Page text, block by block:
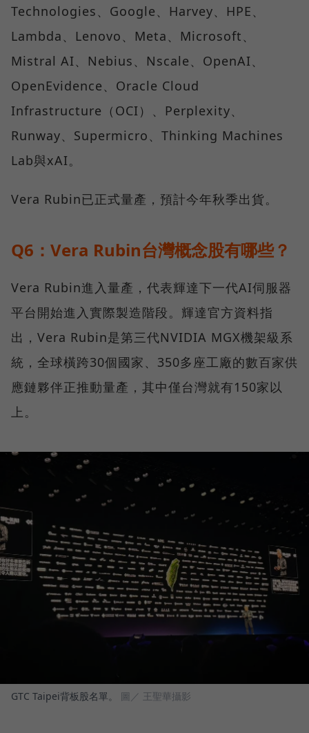
Technologies、Google、Harvey、HPE、
Lambda、Lenovo、Meta、Microsoft、
Mistral AI、Nebius、Nscale、OpenAI、
OpenEvidence、Oracle Cloud
Infrastructure（OCI）、Perplexity、
Runway、Supermicro、Thinking Machines
Lab與xAI。
Vera Rubin已正式量產，預計今年秋季出貨。
Q6：Vera Rubin台灣概念股有哪些？
Vera Rubin進入量產，代表輝達下一代AI伺服器
平台開始進入實際製造階段。輝達官方資料指
出，Vera Rubin是第三代NVIDIA MGX機架級系
統，全球橫跨30個國家、350多座工廠的數百家供
應鏈夥伴正推動量產，其中僅台灣就有150家以
上。
GTC Taipei背板股名單。 圖／ 王聖華攝影